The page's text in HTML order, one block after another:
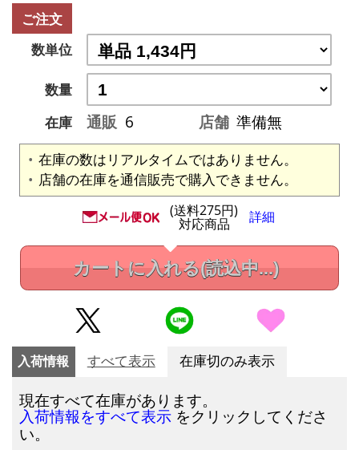
ご注文
数単位
数量
在庫
通販 6 店舗 準備無
在庫の数はリアルタイムではありません。
店舗の在庫を通信販売で購入できません。
(送料275円)
対応商品 詳細
カートに入れる(読込中...)
入荷情報 すべて表示 在庫切のみ表示
現在すべて在庫があります。
入荷情報をすべて表示 をクリックしてくださ
い。